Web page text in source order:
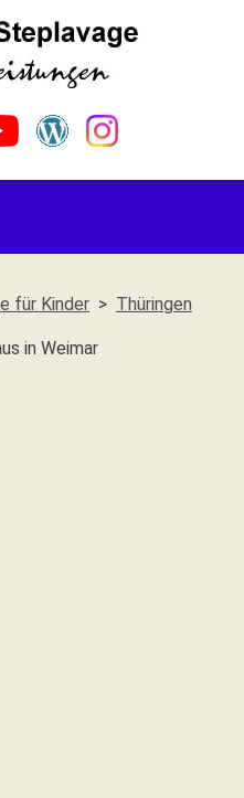
für Kinder Thüringen
in Weimar